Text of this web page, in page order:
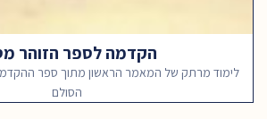
הקדמה לספר הזוהר
לימוד מרתק של המאמר הראשון מתוך ספר
הסולם